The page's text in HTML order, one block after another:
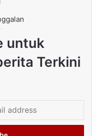
untuk
Terkini